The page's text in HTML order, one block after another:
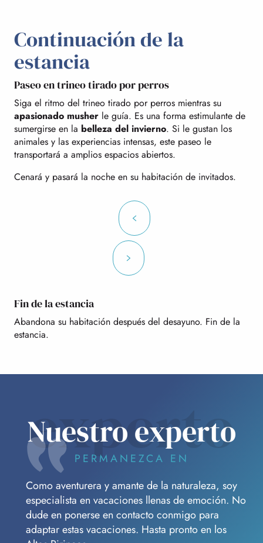
Continuación de la
estancia
Paseo en trineo tirado por perros
Siga el ritmo del trineo tirado por perros mientras su
apasionado musher le guía. Es una forma estimulante de
sumergirse en la belleza del invierno. Si le gustan los
animales y las experiencias intensas, este paseo le
transportará a amplios espacios abiertos.
Cenará y pasará la noche en su habitación de invitados.
Fin de la estancia
Abandona su habitación después del desayuno. Fin de la
estancia.
experto
Nuestro experto
PERMANEZCA EN
Como aventurera y amante de la naturaleza, soy
especialista en vacaciones llenas de emoción. No
dude en ponerse en contacto conmigo para
adaptar estas vacaciones. Hasta pronto en los